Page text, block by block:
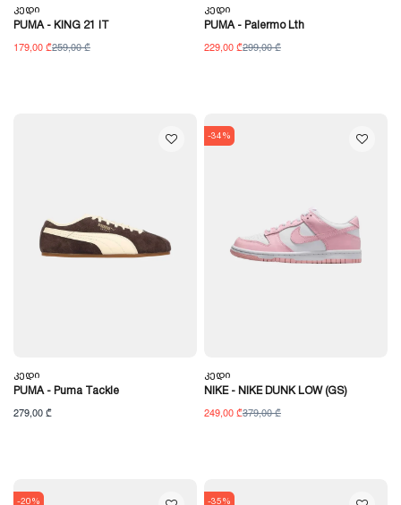
Კედი
PUMA - KING 21 IT
179,00 ₾259,00 ₾
Კედი
PUMA - Palermo Lth
229,00 ₾299,00 ₾
Კედი
PUMA - Puma Tackle
279,00 ₾
-34%
Კედი
NIKE - NIKE DUNK LOW (GS)
249,00 ₾379,00 ₾
-20% -35%